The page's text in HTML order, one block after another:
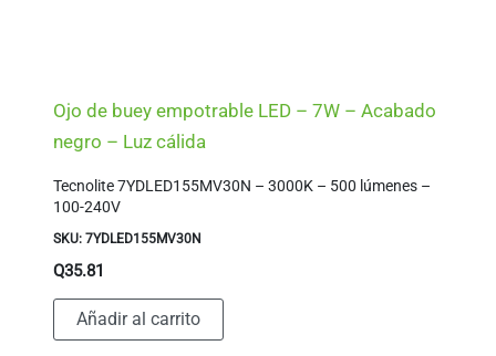
Ojo de buey empotrable LED – 7W – Acabado
negro – Luz cálida
Tecnolite 7YDLED155MV30N – 3000K – 500 lúmenes –
100-240V
SKU: 7YDLED155MV30N
Q35.81
Añadir al carrito